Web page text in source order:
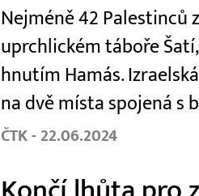
Nejméně 42 Palestinců
uprchlickém táboře
hnutím Hamás.
na dvě místa spojená s
ČTK - 22.06.2024